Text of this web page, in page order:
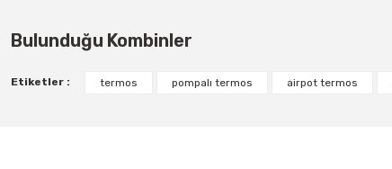
Bulunduğu Kombinler
Etiketler : termos pompalı termos airpot termos